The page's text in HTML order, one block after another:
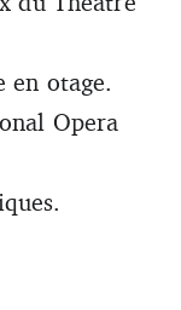
en otage.
Opera